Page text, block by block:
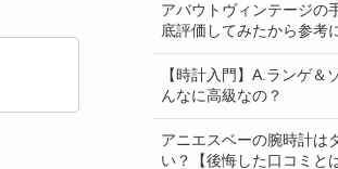
アバウトヴィンテージの
底評価してみたから参考
【時計入門】A.ランゲ＆
んなに高級なの？
アニエスベーの腕時計は
い？【後悔した口コミと